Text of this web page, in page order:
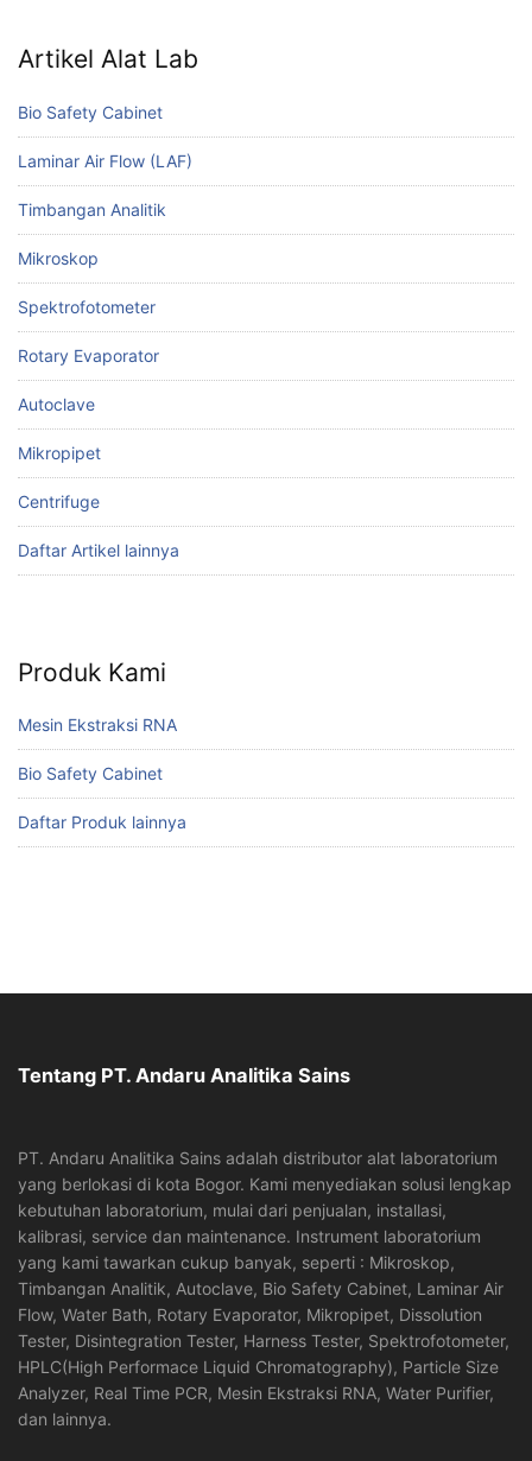
Artikel Alat Lab
Bio Safety Cabinet
Laminar Air Flow (LAF)
Timbangan Analitik
Mikroskop
Spektrofotometer
Rotary Evaporator
Autoclave
Mikropipet
Centrifuge
Daftar Artikel lainnya
Produk Kami
Mesin Ekstraksi RNA
Bio Safety Cabinet
Daftar Produk lainnya
Tentang PT. Andaru Analitika Sains
PT. Andaru Analitika Sains adalah distributor alat laboratorium
yang berlokasi di kota Bogor. Kami menyediakan solusi lengkap
kebutuhan laboratorium, mulai dari penjualan, installasi,
kalibrasi, service dan maintenance. Instrument laboratorium
yang kami tawarkan cukup banyak, seperti : Mikroskop,
Timbangan Analitik, Autoclave, Bio Safety Cabinet, Laminar Air
Flow, Water Bath, Rotary Evaporator, Mikropipet, Dissolution
Tester, Disintegration Tester, Harness Tester, Spektrofotometer,
HPLC(High Performace Liquid Chromatography), Particle Size
Analyzer, Real Time PCR, Mesin Ekstraksi RNA, Water Purifier,
dan lainnya.